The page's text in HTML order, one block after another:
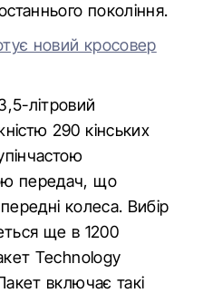
покоління.
новий кросовер
літровий
290 кінських
передач, що
колеса. Вибір
ще в 1200
Technology
включає такі